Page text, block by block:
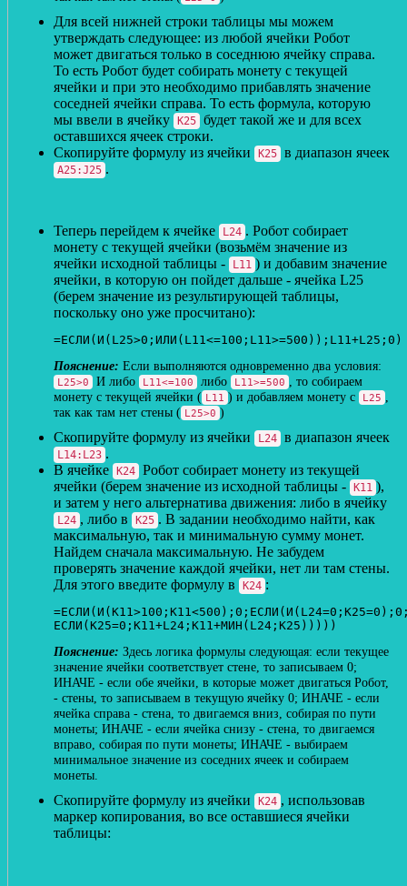
Для всей нижней строки таблицы мы можем
утверждать следующее: из любой ячейки Робот
может двигаться только в соседнюю ячейку справа.
То есть Робот будет собирать монету с текущей
ячейки и при это необходимо прибавлять значение
соседней ячейки справа. То есть формула, которую
мы ввели в ячейку
K25 будет такой же и для всех
оставшихся ячеек строки.
Скопируйте формулу из ячейки
K25 в диапазон ячеек
A25:J25 .
Теперь перейдем к ячейке L24 . Робот собирает
монету с текущей ячейки (возьмём значение из
ячейки исходной таблицы -
L11 ) и добавим значение
ячейки, в которую он пойдет дальше - ячейка L25
(берем значение из результирующей таблицы,
поскольку оно уже просчитано):
=ЕСЛИ(И(L25>0;ИЛИ(L11<=100;L11>=500));L11+L25;0)
Если выполняются одновременно два условия:
L25>0 И либо L11<=100 либо L11>=500 , то собираем
монету с текущей ячейки (
L11 ) и добавляем монету с L25 ,
так как там нет стены (
L25>0 )
Скопируйте формулу из ячейки L24 в диапазон ячеек
L14:L23 .
В ячейке
K24 Робот собирает монету из текущей
ячейки (берем значение из исходной таблицы -
K11 ),
и затем у него альтернатива движения: либо в ячейку
L24 , либо в K25 . В задании необходимо найти, как
максимальную, так и минимальную сумму монет.
Найдем сначала максимальную. Не забудем
проверять значение каждой ячейки, нет ли там стены.
Для этого введите формулу в
K24 :
ЕСЛИ(K25=0;K11+L24;K11+МИН(L24;K25)))))
Здесь логика формулы следующая: если текущее
значение ячейки соответствует стене, то записываем 0;
ИНАЧЕ - если обе ячейки, в которые может двигаться Робот,
- стены, то записываем в текущую ячейку 0; ИНАЧЕ - если
ячейка справа - стена, то двигаемся вниз, собирая по пути
монеты; ИНАЧЕ - если ячейка снизу - стена, то двигаемся
вправо, собирая по пути монеты; ИНАЧЕ - выбираем
минимальное значение из соседних ячеек и собираем
монеты.
Скопируйте формулу из ячейки K24 , использовав
маркер копирования, во все оставшиеся ячейки
таблицы: